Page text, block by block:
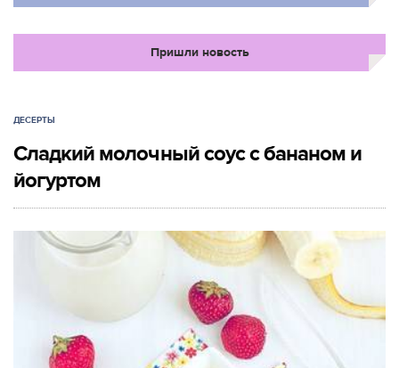
Пришли новость
ДЕСЕРТЫ
Сладкий молочный соус с бананом и
йогуртом